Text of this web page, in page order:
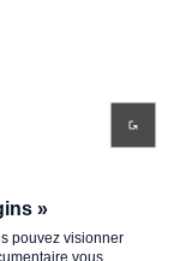
»
pouvez visionner
vous